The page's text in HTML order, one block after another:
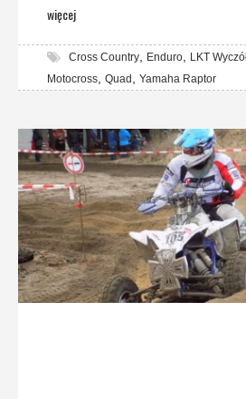
więcej
Cross Country Enduro LKT
Motocross Quad Yamaha Raptor